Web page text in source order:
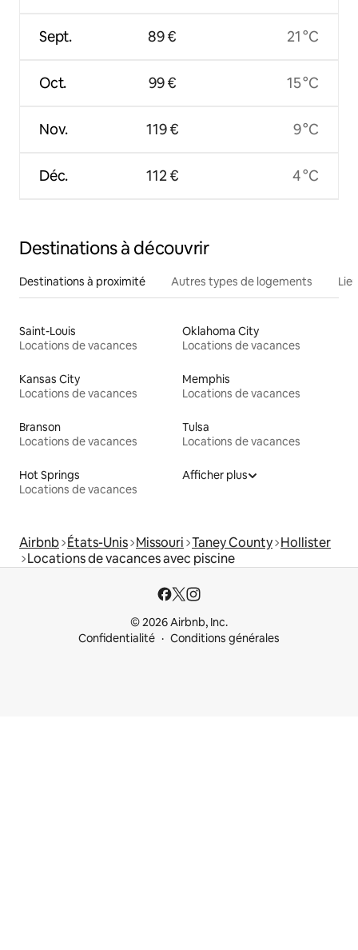
Sept.
Oct.
Nov.
Déc.
89 €
99 €
119 €
112 €
21 °C
15 °C
9 °C
4 °C
Destinations à découvrir
Destinations à proximité Autres types de logements
Saint-Louis
Locations de vacances
Oklahoma City
Locations de vacances
Kansas City
Locations de vacances
Memphis
Locations de vacances
Branson
Locations de vacances
Tulsa
Locations de vacances
Hot Springs
Locations de vacances
Afficher plus
Airbnb États-Unis Missouri Taney County Hollister
Locations de vacances avec piscine
© 2026 Airbnb, Inc.
Confidentialité
Conditions générales